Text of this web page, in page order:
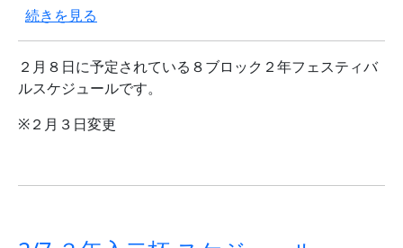
2/8 ８ブロック２年フェスティバル スケジュール の
続きを見る
２月８日に予定されている８ブロック２年フェスティバ
ルスケジュールです。
※２月３日変更